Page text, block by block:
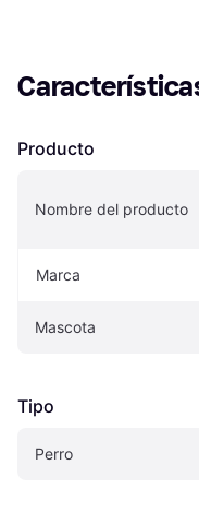
Producto
Nombre del producto
Marca
Mascota
Tipo
Perro